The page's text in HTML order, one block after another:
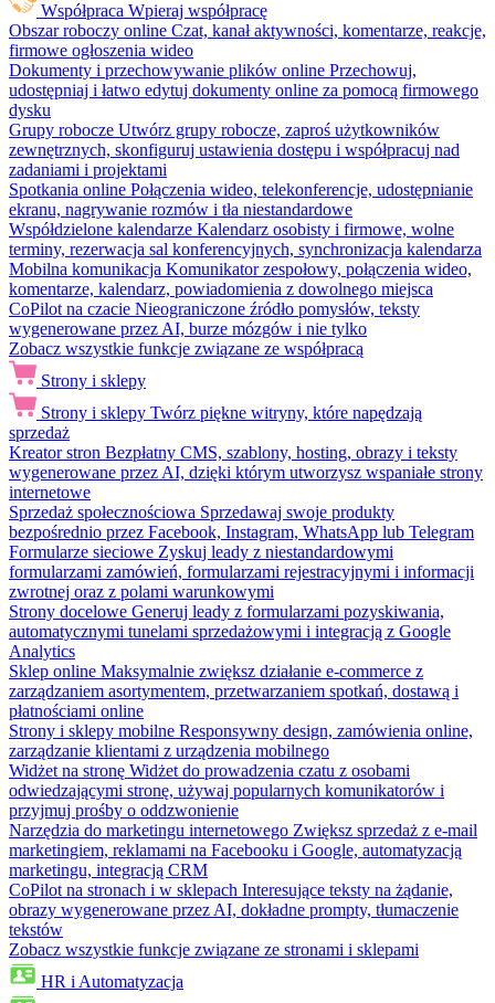
Współpraca Wpieraj współpracę
Obszar roboczy online Czat, kanał aktywności, komentarze, reakcje,
firmowe ogłoszenia wideo
Dokumenty i przechowywanie plików online Przechowuj,
udostępniaj i łatwo edytuj dokumenty online za pomocą firmowego
dysku
Grupy robocze Utwórz grupy robocze, zaproś użytkowników
zewnętrznych, skonfiguruj ustawienia dostępu i współpracuj nad
zadaniami i projektami
Spotkania online Połączenia wideo, telekonferencje, udostępnianie
ekranu, nagrywanie rozmów i tła niestandardowe
Współdzielone kalendarze Kalendarz osobisty i firmowe, wolne
terminy, rezerwacja sal konferencyjnych, synchronizacja kalendarza
Mobilna komunikacja Komunikator zespołowy, połączenia wideo,
komentarze, kalendarz, powiadomienia z dowolnego miejsca
CoPilot na czacie Nieograniczone źródło pomysłów, teksty
wygenerowane przez AI, burze mózgów i nie tylko
Zobacz wszystkie funkcje związane ze współpracą
Strony i sklepy
Strony i sklepy Twórz piękne witryny, które napędzają
sprzedaż
Kreator stron Bezpłatny CMS, szablony, hosting, obrazy i teksty
wygenerowane przez AI, dzięki którym utworzysz wspaniałe strony
internetowe
Sprzedaż społecznościowa Sprzedawaj swoje produkty
bezpośrednio przez Facebook, Instagram, WhatsApp lub Telegram
Formularze sieciowe Zyskuj leady z niestandardowymi
formularzami zamówień, formularzami rejestracyjnymi i informacji
zwrotnej oraz z polami warunkowymi
Strony docelowe Generuj leady z formularzami pozyskiwania,
automatycznymi tunelami sprzedażowymi i integracją z Google
Analytics
Sklep online Maksymalnie zwiększ działanie e-commerce z
zarządzaniem asortymentem, przetwarzaniem spotkań, dostawą i
płatnościami online
Strony i sklepy mobilne Responsywny design, zamówienia online,
zarządzanie klientami z urządzenia mobilnego
Widżet na stronę Widżet do prowadzenia czatu z osobami
odwiedzającymi stronę, używaj popularnych komunikatorów i
przyjmuj prośby o oddzwonienie
Narzędzia do marketingu internetowego Zwiększ sprzedaż z e-mail
marketingiem, reklamami na Facebooku i Google, automatyzacją
marketingu, integracją CRM
CoPilot na stronach i w sklepach Interesujące teksty na żądanie,
obrazy wygenerowane przez AI, dokładne prompty, tłumaczenie
tekstów
Zobacz wszystkie funkcje związane ze stronami i sklepami
HR i Automatyzacja